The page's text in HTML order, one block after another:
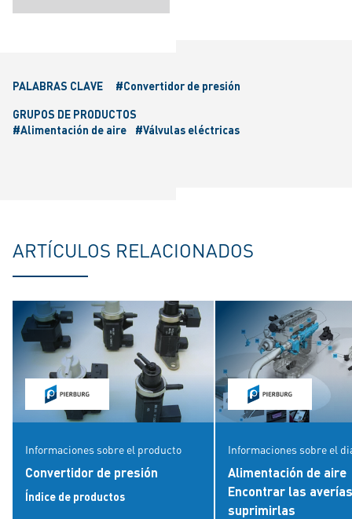
PALABRAS CLAVE
#Convertidor de presión
GRUPOS DE PRODUCTOS
#Alimentación de aire
#Válvulas eléctricas
ARTÍCULOS RELACIONADOS
Informaciones sobre el producto
Convertidor de presión
Índice de productos
Informaciones sobre el
Alimentación de aire
Encontrar las averías
suprimirlas